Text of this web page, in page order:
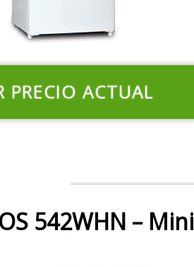
PRECIO ACTUAL
542WHN – Mini